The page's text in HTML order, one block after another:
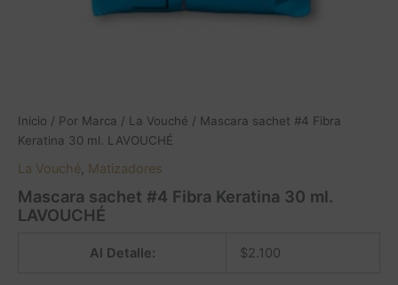
Inicio / Por Marca / La Vouché / Mascara sachet #4 Fibra
Keratina 30 ml. LAVOUCHÉ
La Vouché, Matizadores
Mascara sachet #4 Fibra Keratina 30 ml.
LAVOUCHÉ
Al Detalle: $2.100